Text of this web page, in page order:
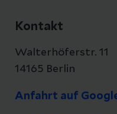
Kontakt
Walterhöferstr. 11
14165 Berlin
Anfahrt auf